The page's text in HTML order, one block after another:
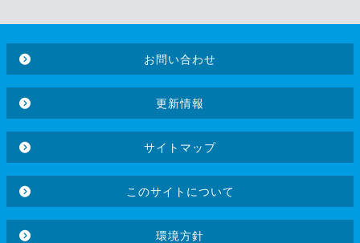
お問い合わせ
更新情報
サイトマップ
このサイトについて
環境方針